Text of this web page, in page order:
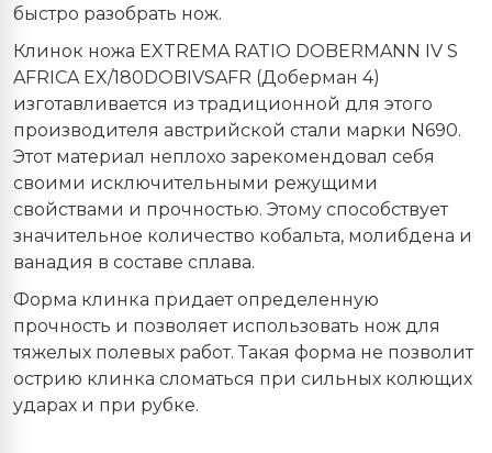
быстро разобрать нож.
Клинок ножа EXTREMA RATIO DOBERMANN IV S
AFRICA EX/180DOBIVSAFR (Доберман 4)
изготавливается из традиционной для этого
производителя австрийской стали марки N690.
Этот материал неплохо зарекомендовал себя
своими исключительными режущими
свойствами и прочностью. Этому способствует
значительное количество кобальта, молибдена и
ванадия в составе сплава.
Форма клинка придает определенную
прочность и позволяет использовать нож для
тяжелых полевых работ. Такая форма не позволит
острию клинка сломаться при сильных колющих
ударах и при рубке.